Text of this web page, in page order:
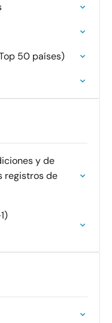
50 países)
y de
registros de